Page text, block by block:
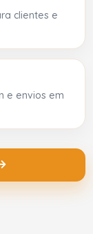
clientes e
e envios em